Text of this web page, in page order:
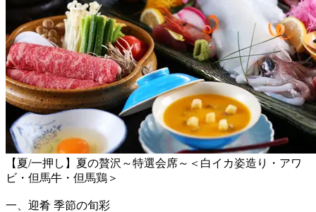
【夏/一押し】夏の贅沢～特選会席～＜白イカ姿造り・アワ
ビ・但馬牛・但馬鶏＞
一、迎肴 季節の旬彩